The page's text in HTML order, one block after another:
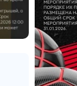
Комментарии